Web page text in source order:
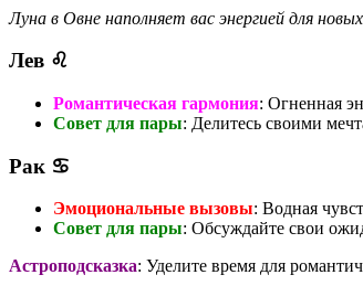
Луна в Овне наполняет вас энергией для
Лев ♌
Романтическая гармония: Огненная
Совет для пары: Делитесь своими
Рак ♋
Эмоциональные вызовы: Водная
Совет для пары: Обсуждайте свои
Астроподсказка: Уделите время для